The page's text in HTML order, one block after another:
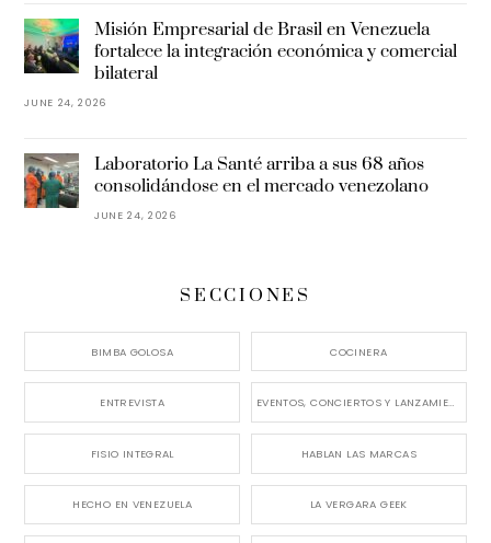
Misión Empresarial de Brasil en Venezuela
fortalece la integración económica y comercial
bilateral
JUNE 24, 2026
Laboratorio La Santé arriba a sus 68 años
consolidándose en el mercado venezolano
JUNE 24, 2026
SECCIONES
BIMBA GOLOSA COCINERA
ENTREVISTA EVENTOS, CONCIERTOS Y LANZAMIENTOS
FISIO INTEGRAL HABLAN LAS MARCAS
HECHO EN VENEZUELA LA VERGARA GEEK